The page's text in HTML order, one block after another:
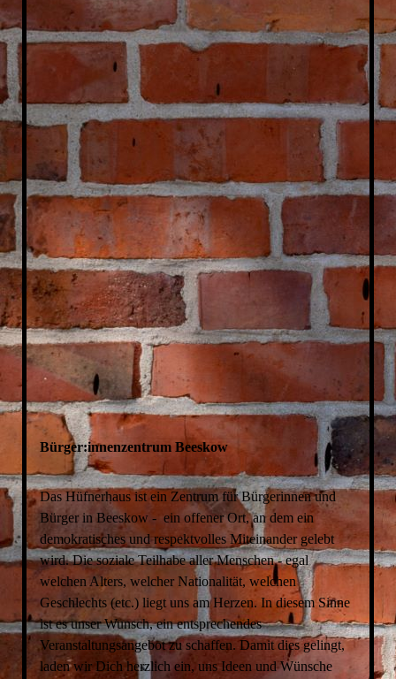
Katharina
Bürger:innenzentrum Beeskow
Das Hüfnerhaus ist ein Zentrum für Bürgerinnen und
Bürger in Beeskow - ein offener Ort, an dem ein
demokratisches und respektvolles Miteinander gelebt
wird. Die soziale Teilhabe aller Menschen - egal
welchen Alters, welcher Nationalität, welchen
Geschlechts (etc.) liegt uns am Herzen. In diesem Sinne
ist es unser Wunsch, ein entsprechendes
Veranstaltungsangebot zu schaffen. Damit dies gelingt,
laden wir Dich herzlich ein, uns Ideen und Wünsche